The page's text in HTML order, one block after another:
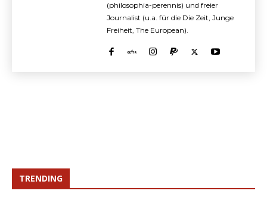
(philosophia-perennis) und freier
Journalist (u.a. für die Die Zeit, Junge
Freiheit, The European).
TRENDING